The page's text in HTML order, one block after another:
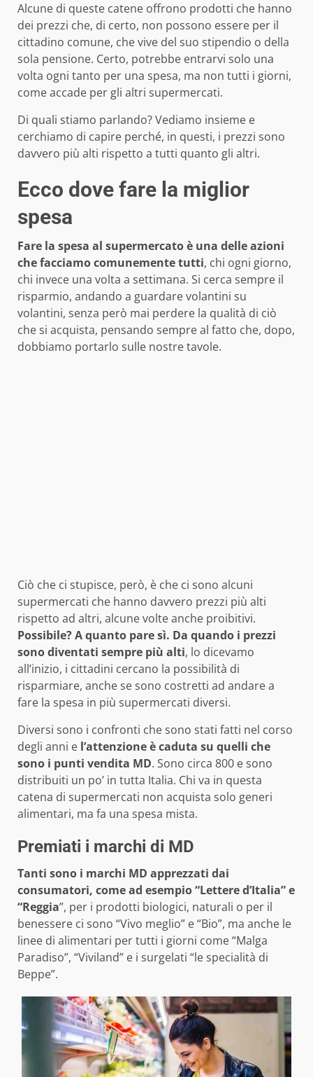
Alcune di queste catene offrono prodotti che hanno
dei prezzi che, di certo, non possono essere per il
cittadino comune, che vive del suo stipendio o della
sola pensione. Certo, potrebbe entrarvi solo una
volta ogni tanto per una spesa, ma non tutti i giorni,
come accade per gli altri supermercati.
Di quali stiamo parlando? Vediamo insieme e
cerchiamo di capire perché, in questi, i prezzi sono
davvero più alti rispetto a tutti quanto gli altri.
Ecco dove fare la miglior
spesa
Fare la spesa al supermercato è una delle azioni
che facciamo comunemente tutti, chi ogni giorno,
chi invece una volta a settimana. Si cerca sempre il
risparmio, andando a guardare volantini su
volantini, senza però mai perdere la qualità di ciò
che si acquista, pensando sempre al fatto che, dopo,
dobbiamo portarlo sulle nostre tavole.
Ciò che ci stupisce, però, è che ci sono alcuni
supermercati che hanno davvero prezzi più alti
rispetto ad altri, alcune volte anche proibitivi.
Possibile? A quanto pare sì. Da quando i prezzi
sono diventati sempre più alti, lo dicevamo
all’inizio, i cittadini cercano la possibilità di
risparmiare, anche se sono costretti ad andare a
fare la spesa in più supermercati diversi.
Diversi sono i confronti che sono stati fatti nel corso
degli anni e l’attenzione è caduta su quelli che
sono i punti vendita MD. Sono circa 800 e sono
distribuiti un po’ in tutta Italia. Chi va in questa
catena di supermercati non acquista solo generi
alimentari, ma fa una spesa mista.
Premiati i marchi di MD
Tanti sono i marchi MD apprezzati dai
consumatori, come ad esempio “Lettere d’Italia” e
“Reggia”, per i prodotti biologici, naturali o per il
benessere ci sono “Vivo meglio” e “Bio”, ma anche le
linee di alimentari per tutti i giorni come “Malga
Paradiso”, “Viviland” e i surgelati “le specialità di
Beppe”.